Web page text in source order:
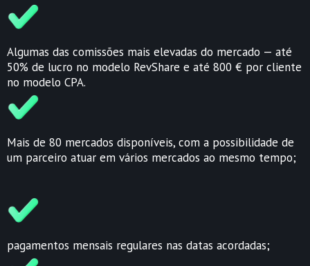
Algumas das comissões mais elevadas do mercado — até
50% de lucro no modelo RevShare e até 800 € por cliente
no modelo CPA.
Mais de 80 mercados disponíveis, com a possibilidade de
um parceiro atuar em vários mercados ao mesmo tempo;
pagamentos mensais regulares nas datas acordadas;